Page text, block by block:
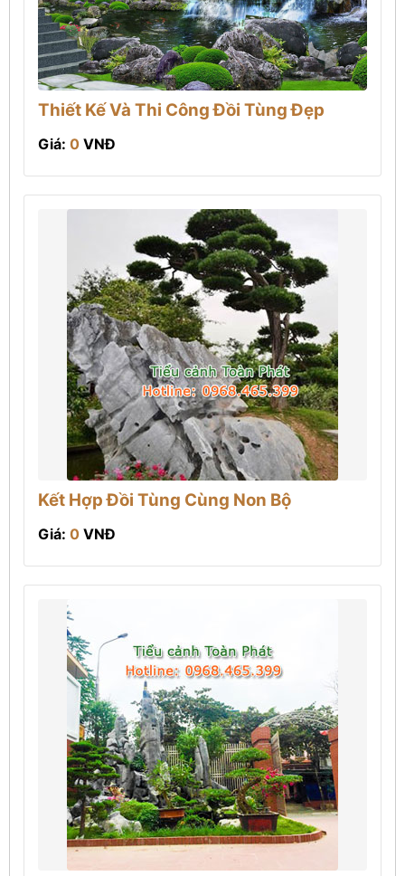
Thiết Kế Và Thi Công Đồi Tùng Đẹp
Giá: 0 VNĐ
Kết Hợp Đồi Tùng Cùng Non Bộ
Giá: 0 VNĐ